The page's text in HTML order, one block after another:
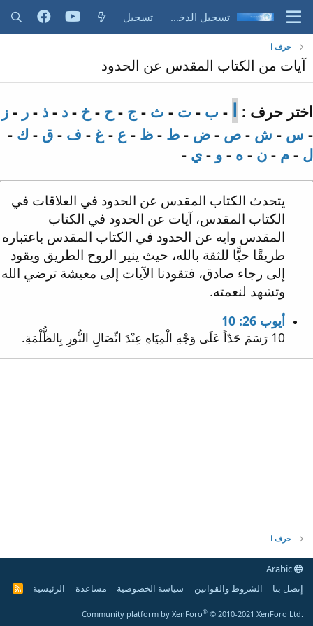
تسجيل الدخول تسجيل
حرف ا
آيات من الكتاب المقدس عن الحدود
اختر حرف : ا - ب - ت - ث - ج - ح - خ - د - ذ - ر - ز
- س - ش - ص - ض - ط - ظ - ع - غ - ف - ق - ك -
ل - م - ن - ه - و - ي -
يتحدث الكتاب المقدس عن الحدود في العلاقات في
الكتاب المقدس، آيات عن الحدود في الكتاب
المقدس وايه عن الحدود في الكتاب المقدس باعتباره
طريقًا حيًّا للثقة بالله، حيث ينير الروح الطريق ويقود
إلى رجاء صادق، فتقودنا الآيات إلى معيشة ترضي الله
وتشهد لنعمته.
أيوب 26: 10
10 رَسَمَ حَدّاً عَلَى وَجْهِ الْمِيَاهِ عِنْدَ اتِّصَالِ النُّورِ بِالظُّلْمَةِ.
حرف ا
إتصل بنا
الشروط والقوانين سياسة الخصوصية مساعدة الرئيسية
R
Community platform by XenForo® © 2010-2021 XenForo Ltd.